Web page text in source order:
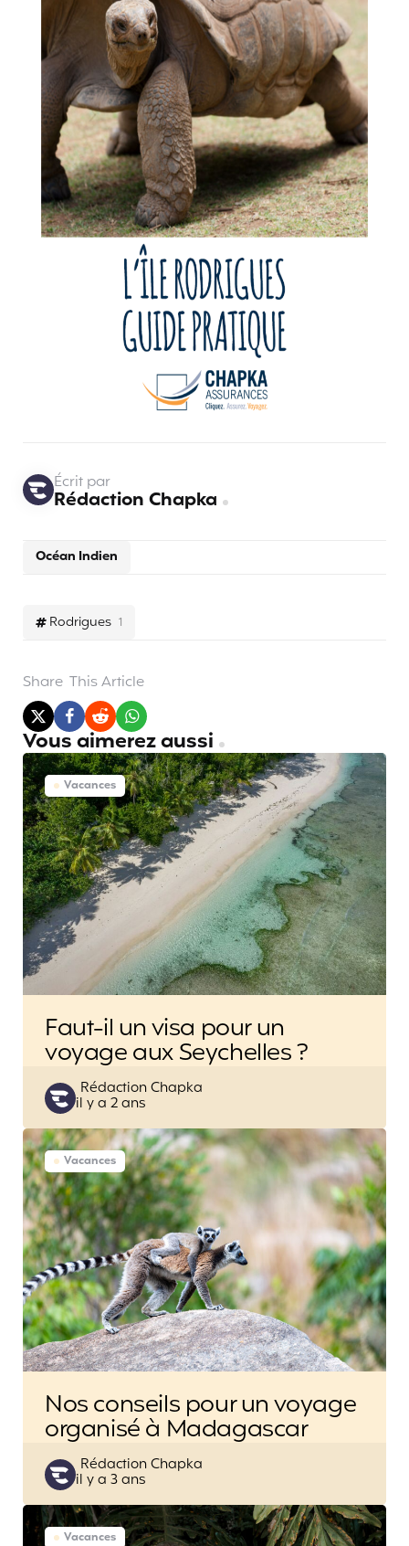
Rodrigues 1
Océan Indien
Écrit par
Rédaction Chapka
Share This Article
Vous aimerez aussi
Vacances
Faut-il un visa pour un
voyage aux Seychelles ?
Posted
by
Rédaction Chapka
il y a 2 ans
Vacances
Nos conseils pour un voyage
organisé à Madagascar
Posted
by
Rédaction Chapka
il y a 3 ans
Vacances